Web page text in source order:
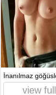
İnanılmaz
view